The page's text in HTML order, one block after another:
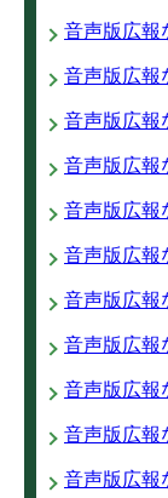
音声版広
音声版広
音声版広
音声版広
音声版広
音声版広
音声版広
音声版広
音声版広
音声版広
音声版広